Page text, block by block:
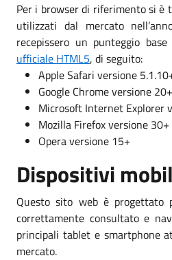
Per i browser di riferimento si è
utilizzati dal mercato
recepissero un punteggio
ufficiale HTML5, di seguito:
Apple Safari versione
Google Chrome versione 20+
Microsoft Internet Explorer
Mozilla Firefox versione 30+
Opera versione 15+
Dispositivi
Questo sito web è progettato
correttamente consultato e
principali tablet e smartphone
mercato.